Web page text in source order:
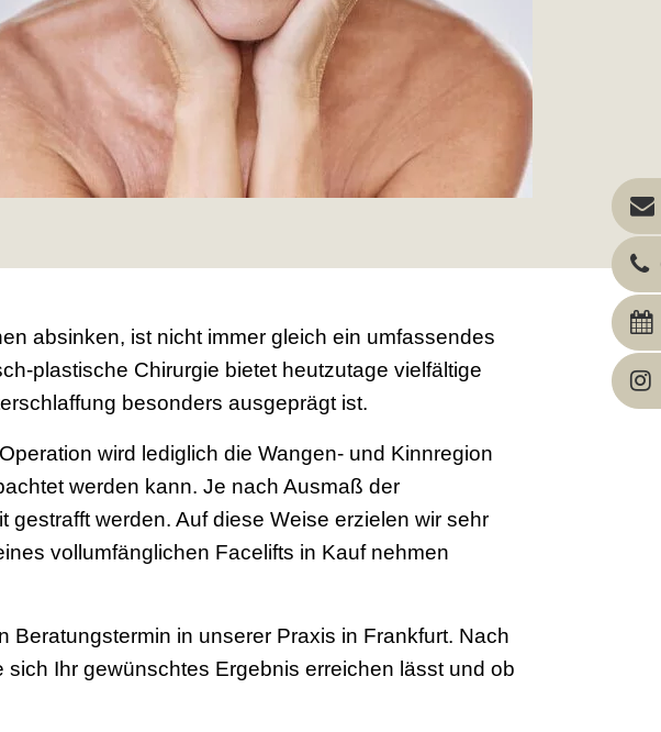
absinken, ist nicht immer gleich ein umfassendes
plastische Chirurgie bietet heutzutage vielfältige
besonders ausgeprägt ist.
wird lediglich die Wangen- und Kinnregion
werden kann. Je nach Ausmaß der
werden. Auf diese Weise erzielen wir sehr
vollumfänglichen Facelifts in Kauf nehmen
in unserer Praxis in Frankfurt. Nach
Ihr gewünschtes Ergebnis erreichen lässt und ob